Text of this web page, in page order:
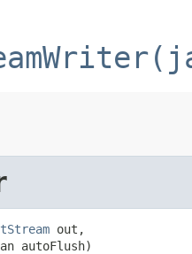
out,
autoFlush)